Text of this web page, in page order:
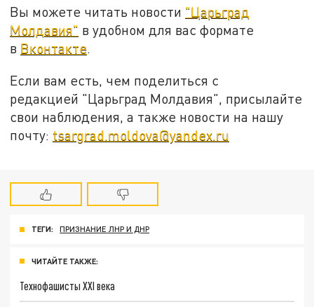
Вы можете читать новости "Царьград
Молдавия" в удобном для вас формате
в Вконтакте.
Если вам есть, чем поделиться с
редакцией "Царьград Молдавия", присылайте
свои наблюдения, а также новости на нашу
почту: tsargrad.moldova@yandex.ru
ТЕГИ: ПРИЗНАНИЕ ЛНР И ДНР
ЧИТАЙТЕ ТАКЖЕ:
Технофашисты XXI века